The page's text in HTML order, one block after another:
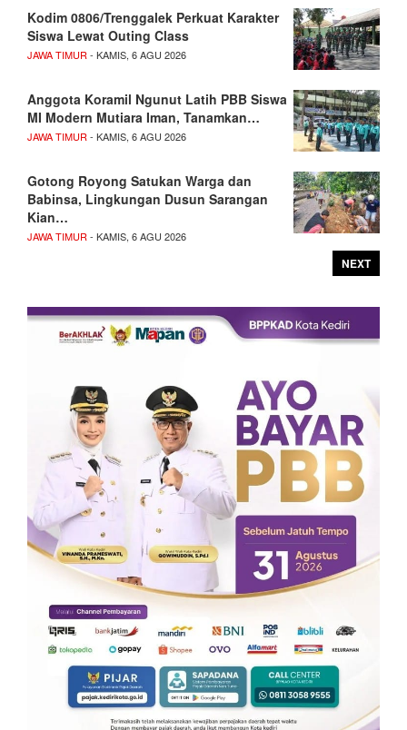
Kodim 0806/Trenggalek Perkuat Karakter
Siswa Lewat Outing Class
JAWA TIMUR- KAMIS, 6 AGU 2026
Anggota Koramil Ngunut Latih PBB Siswa
MI Modern Mutiara Iman, Tanamkan…
JAWA TIMUR- KAMIS, 6 AGU 2026
Gotong Royong Satukan Warga dan
Babinsa, Lingkungan Dusun Sarangan
Kian…
JAWA TIMUR- KAMIS, 6 AGU 2026
NEXT